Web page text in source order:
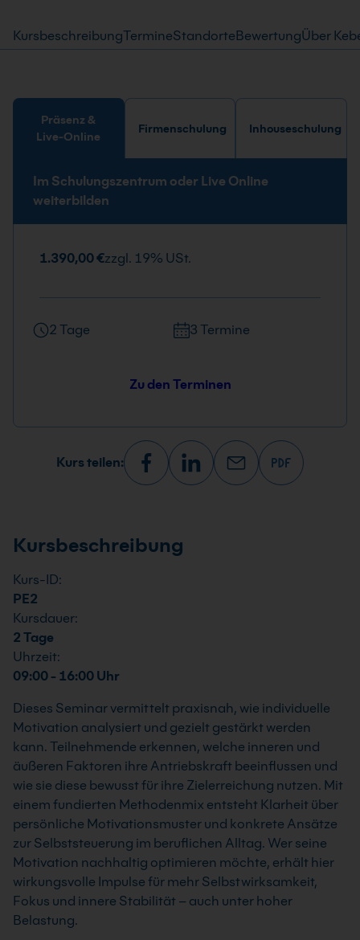
KursbeschreibungTermineStandorteBewertungÜber
Präsenz &
Live-Online
Firmenschulung Inhouseschulung
Im Schulungszentrum oder Live Online
weiterbilden
1.390,00 €zzgl. 19% USt.
2 Tage 3 Termine
Zu den Terminen
Kurs teilen:
Kursbeschreibung
Kurs-ID:
PE2
Kursdauer:
2 Tage
Uhrzeit:
09:00 - 16:00 Uhr
Dieses Seminar vermittelt praxisnah, wie individuelle
Motivation analysiert und gezielt gestärkt werden
kann. Teilnehmende erkennen, welche inneren und
äußeren Faktoren ihre Antriebskraft beeinflussen und
wie sie diese bewusst für ihre Zielerreichung nutzen. Mit
einem fundierten Methodenmix entsteht Klarheit über
persönliche Motivationsmuster und konkrete Ansätze
zur Selbststeuerung im beruflichen Alltag. Wer seine
Motivation nachhaltig optimieren möchte, erhält hier
wirkungsvolle Impulse für mehr Selbstwirksamkeit,
Fokus und innere Stabilität – auch unter hoher
Belastung.